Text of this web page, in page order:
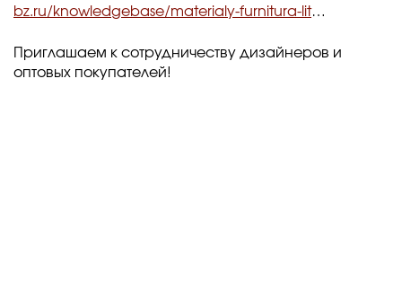
bz.ru/knowledgebase/materialy-furnitura-lit…
Приглашаем к сотрудничеству дизайнеров и
оптовых покупателей!